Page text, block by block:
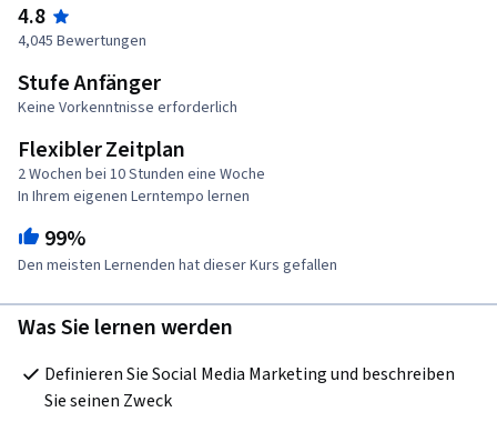
4.8
4,045 Bewertungen
Stufe Anfänger
Keine Vorkenntnisse erforderlich
Flexibler Zeitplan
2 Wochen bei 10 Stunden eine Woche
In Ihrem eigenen Lerntempo lernen
99%
Den meisten Lernenden hat dieser Kurs gefallen
Was Sie lernen werden
Definieren Sie Social Media Marketing und beschreiben
Sie seinen Zweck